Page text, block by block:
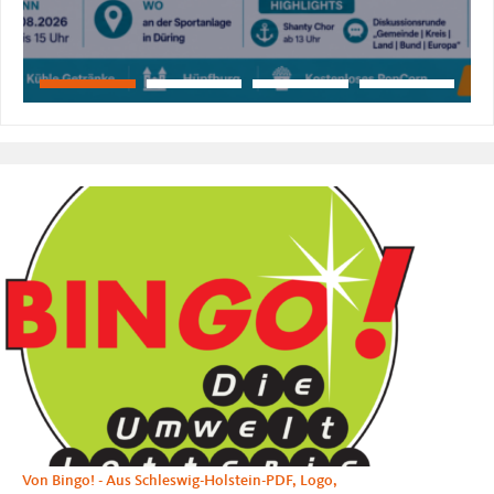
Von Bingo! - Aus Schleswig-Holstein-PDF, Logo,